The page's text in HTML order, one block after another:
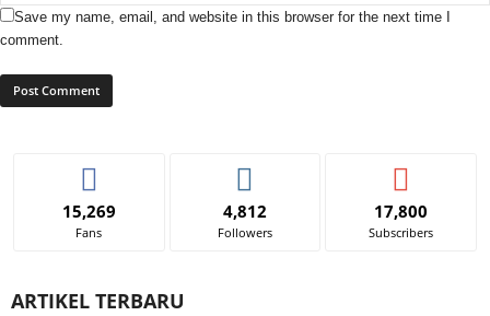
Save my name, email, and website in this browser for the next time I
comment.
15,269
Fans
4,812
Followers
17,800
Subscribers
ARTIKEL TERBARU